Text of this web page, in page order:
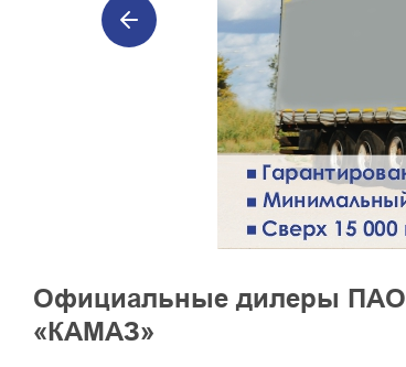
Официальные дилеры ПАО
«КАМАЗ»